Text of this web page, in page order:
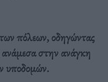
πόλεων, οδηγώντας
ανάμεσα στην ανάγκη
υποδομών.